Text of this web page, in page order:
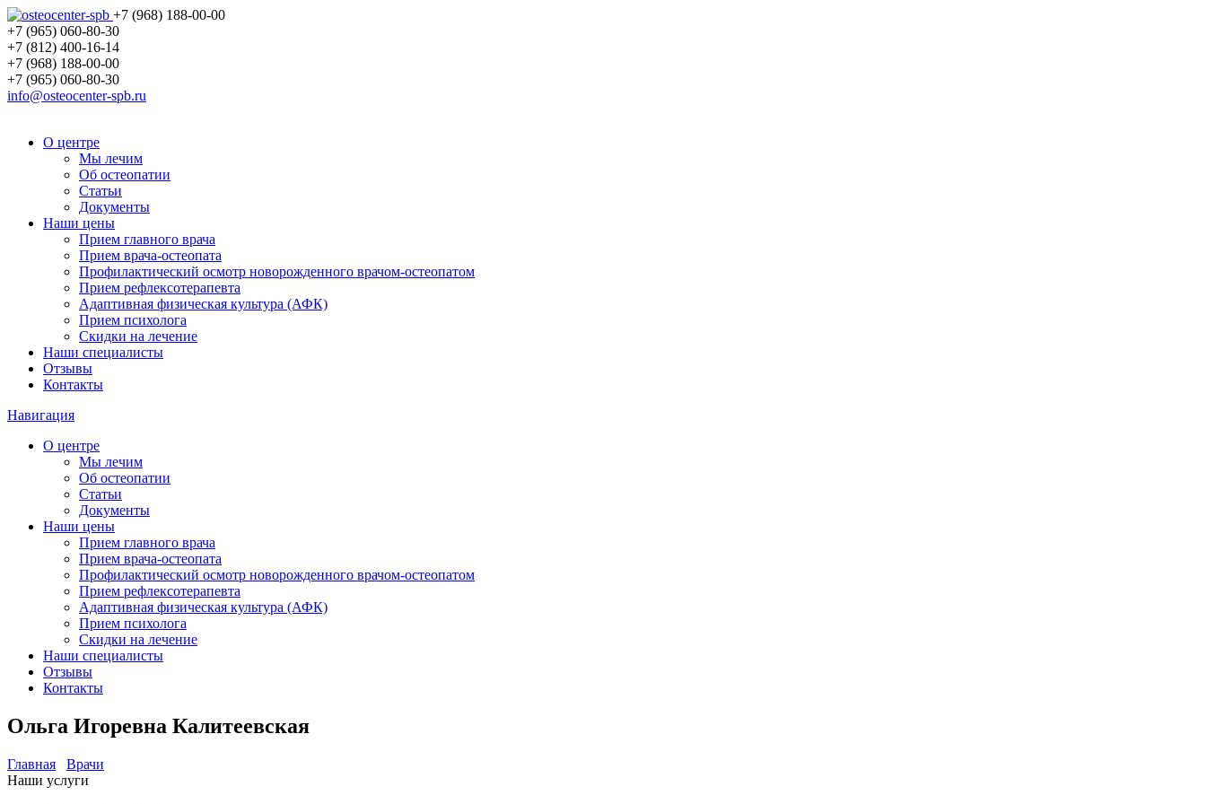
+7 (968) 188-00-00
+7 (965) 060-80-30
+7 (812) 400-16-14
+7 (968) 188-00-00
+7 (965) 060-80-30
info@osteocenter-spb.ru
О центре
Мы лечим
Об остеопатии
Статьи
Документы
Наши цены
Прием главного врача
Прием врача-остеопата
Профилактический осмотр новорожденного врачом-остеопатом
Прием рефлексотерапевта
Адаптивная физическая культура (АФК)
Прием психолога
Скидки на лечение
Наши специалисты
Отзывы
Контакты
Навигация
О центре
Мы лечим
Об остеопатии
Статьи
Документы
Наши цены
Прием главного врача
Прием врача-остеопата
Профилактический осмотр новорожденного врачом-остеопатом
Прием рефлексотерапевта
Адаптивная физическая культура (АФК)
Прием психолога
Скидки на лечение
Наши специалисты
Отзывы
Контакты
Ольга Игоревна Калитеевская
Главная
Врачи
Наши услуги